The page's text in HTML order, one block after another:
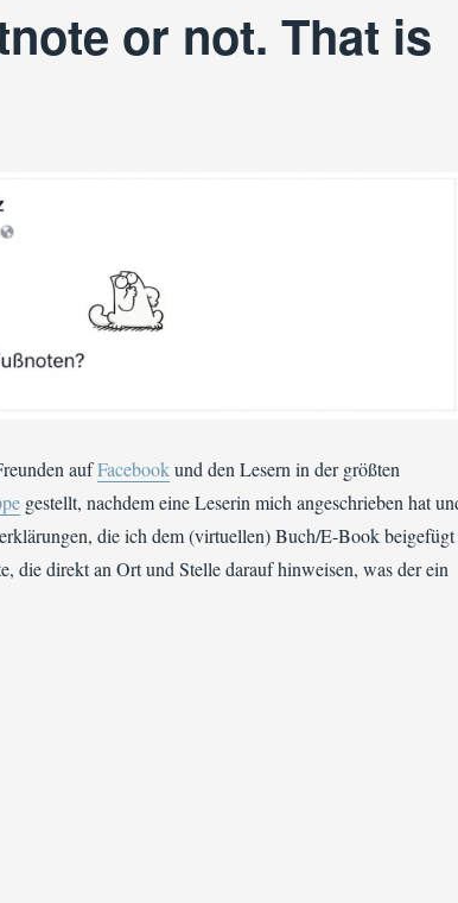
or not. That is
aufFacebookund den Lesern in der größten
gestellt, nachdem eine Leserin mich angeschrieben hat
die ich dem (virtuellen) Buch/E-Book beigefügt
die direkt an Ort und Stelle darauf hinweisen, was der ein
That is the question!“